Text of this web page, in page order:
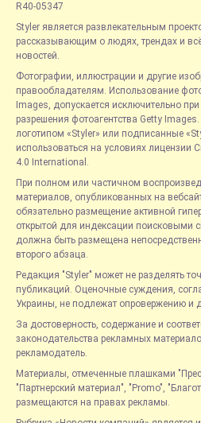
R40-05347
Styler является развлекательным
рассказывающим о людях, трендах и
новостей.
Фотографии, иллюстрации и другие
правообладателям. Использование
Images, допускается исключительно
разрешения фотоагентства Getty
логотипом «Styler» или подписанные
использоваться на условиях лицензии
4.0 International.
При полном или частичном
материалов, опубликованных на
обязательно размещение активной
открытой для индексации поисковыми
должна быть размещена
второго абзаца.
Редакция "Styler" может не разделять
публикаций. Оценочные суждения,
Украины, не подлежат опровержению и
За достоверность, содержание и
законодательства рекламных
рекламодатель.
Материалы, отмеченные плашками
"Партнерский материал", "Promo",
размещаются на правах рекламы.